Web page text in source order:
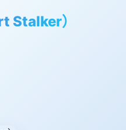
Stalker）